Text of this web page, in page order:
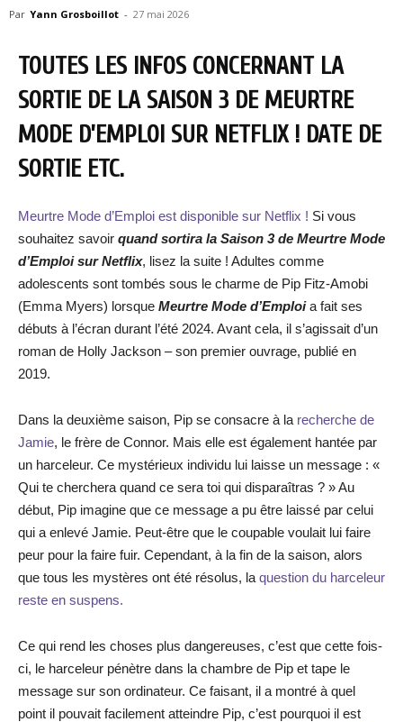
Par Yann Grosboillot - 27 mai 2026
TOUTES LES INFOS CONCERNANT LA
SORTIE DE LA SAISON 3 DE MEURTRE
MODE D’EMPLOI SUR NETFLIX ! DATE DE
SORTIE ETC.
Meurtre Mode d’Emploi est disponible sur Netflix ! Si vous
souhaitez savoir quand sortira la Saison 3 de Meurtre Mode
d’Emploi sur Netflix, lisez la suite ! Adultes comme
adolescents sont tombés sous le charme de Pip Fitz-Amobi
(Emma Myers) lorsque Meurtre Mode d’Emploia fait ses
débuts à l’écran durant l’été 2024. Avant cela, il s’agissait d’un
roman de Holly Jackson – son premier ouvrage, publié en
2019.
Dans la deuxième saison, Pip se consacre à la recherche de
Jamie, le frère de Connor. Mais elle est également hantée par
un harceleur. Ce mystérieux individu lui laisse un message : «
Qui te cherchera quand ce sera toi qui disparaîtras ? » Au
début, Pip imagine que ce message a pu être laissé par celui
qui a enlevé Jamie. Peut-être que le coupable voulait lui faire
peur pour la faire fuir. Cependant, à la fin de la saison, alors
que tous les mystères ont été résolus, la question du harceleur
reste en suspens.
Ce qui rend les choses plus dangereuses, c’est que cette fois-
ci, le harceleur pénètre dans la chambre de Pip et tape le
message sur son ordinateur. Ce faisant, il a montré à quel
point il pouvait facilement atteindre Pip, c’est pourquoi il est